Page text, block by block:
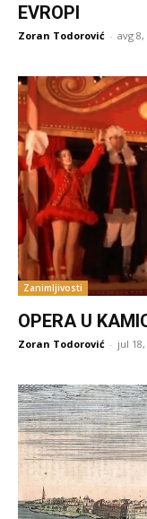
EVROPI
Zoran Todorović - avg 8,
Zanimljivosti
OPERA U
Zoran Todorović - jul